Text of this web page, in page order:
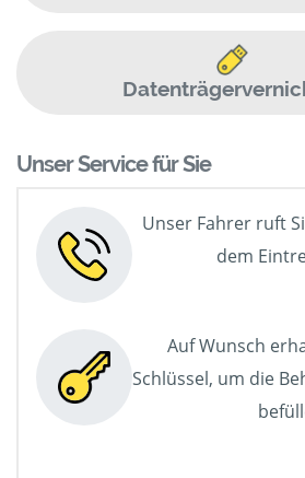
Unser Service für Sie
Unser Fahrer ruft
dem
Auf Wunsch
Schlüssel, um die